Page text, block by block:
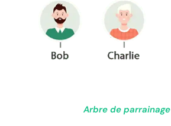
Arbre de parrainage